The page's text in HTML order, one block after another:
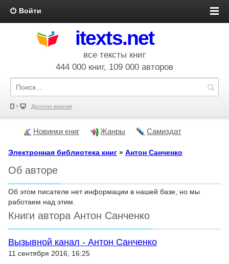
Войти
itexts.net
все тексты книг
444 000 книг, 109 000 авторов
Десктоп версия
Новинки книг Жанры Самиздат
Электронная библиотека книг » Антон Санченко
Об авторе
Об этом писателе нет информации в нашей базе, но мы
работаем над этим.
Книги автора Антон Санченко
Вызывной канал - Антон Санченко
11 сентября 2016, 16:25